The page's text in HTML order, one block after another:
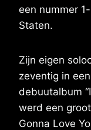
een nummer
Staten.
Zijn eigen
zeventig in
debuutalbum
werd een
Gonna Love